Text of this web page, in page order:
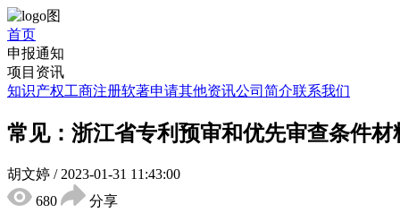
首页
申报通知
项目资讯
知识产权工商注册软著申请其他资讯公司简介联系我们
常见：浙江省专利预审和优先审查条件材
胡文婷 / 2023-01-31 11:43:00
680
分享